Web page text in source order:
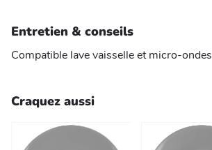
Entretien & conseils
Compatible lave vaisselle et micro-ondes
Craquez aussi